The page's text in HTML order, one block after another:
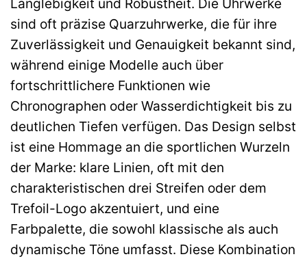
Langlebigkeit und Robustheit. Die Uhrwerke
sind oft präzise Quarzuhrwerke, die für ihre
Zuverlässigkeit und Genauigkeit bekannt sind,
während einige Modelle auch über
fortschrittlichere Funktionen wie
Chronographen oder Wasserdichtigkeit bis zu
deutlichen Tiefen verfügen. Das Design selbst
ist eine Hommage an die sportlichen Wurzeln
der Marke: klare Linien, oft mit den
charakteristischen drei Streifen oder dem
Trefoil-Logo akzentuiert, und eine
Farbpalette, die sowohl klassische als auch
dynamische Töne umfasst. Diese Kombination